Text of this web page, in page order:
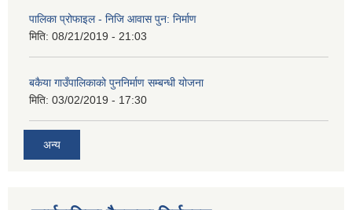
पालिका प्रोफाइल - निजि आवास पुन: निर्माण
मिति: 08/21/2019 - 21:03
बकैया गाउँपालिकाको पुननिर्माण सम्बन्धी योजना
मिति: 03/02/2019 - 17:30
अन्य